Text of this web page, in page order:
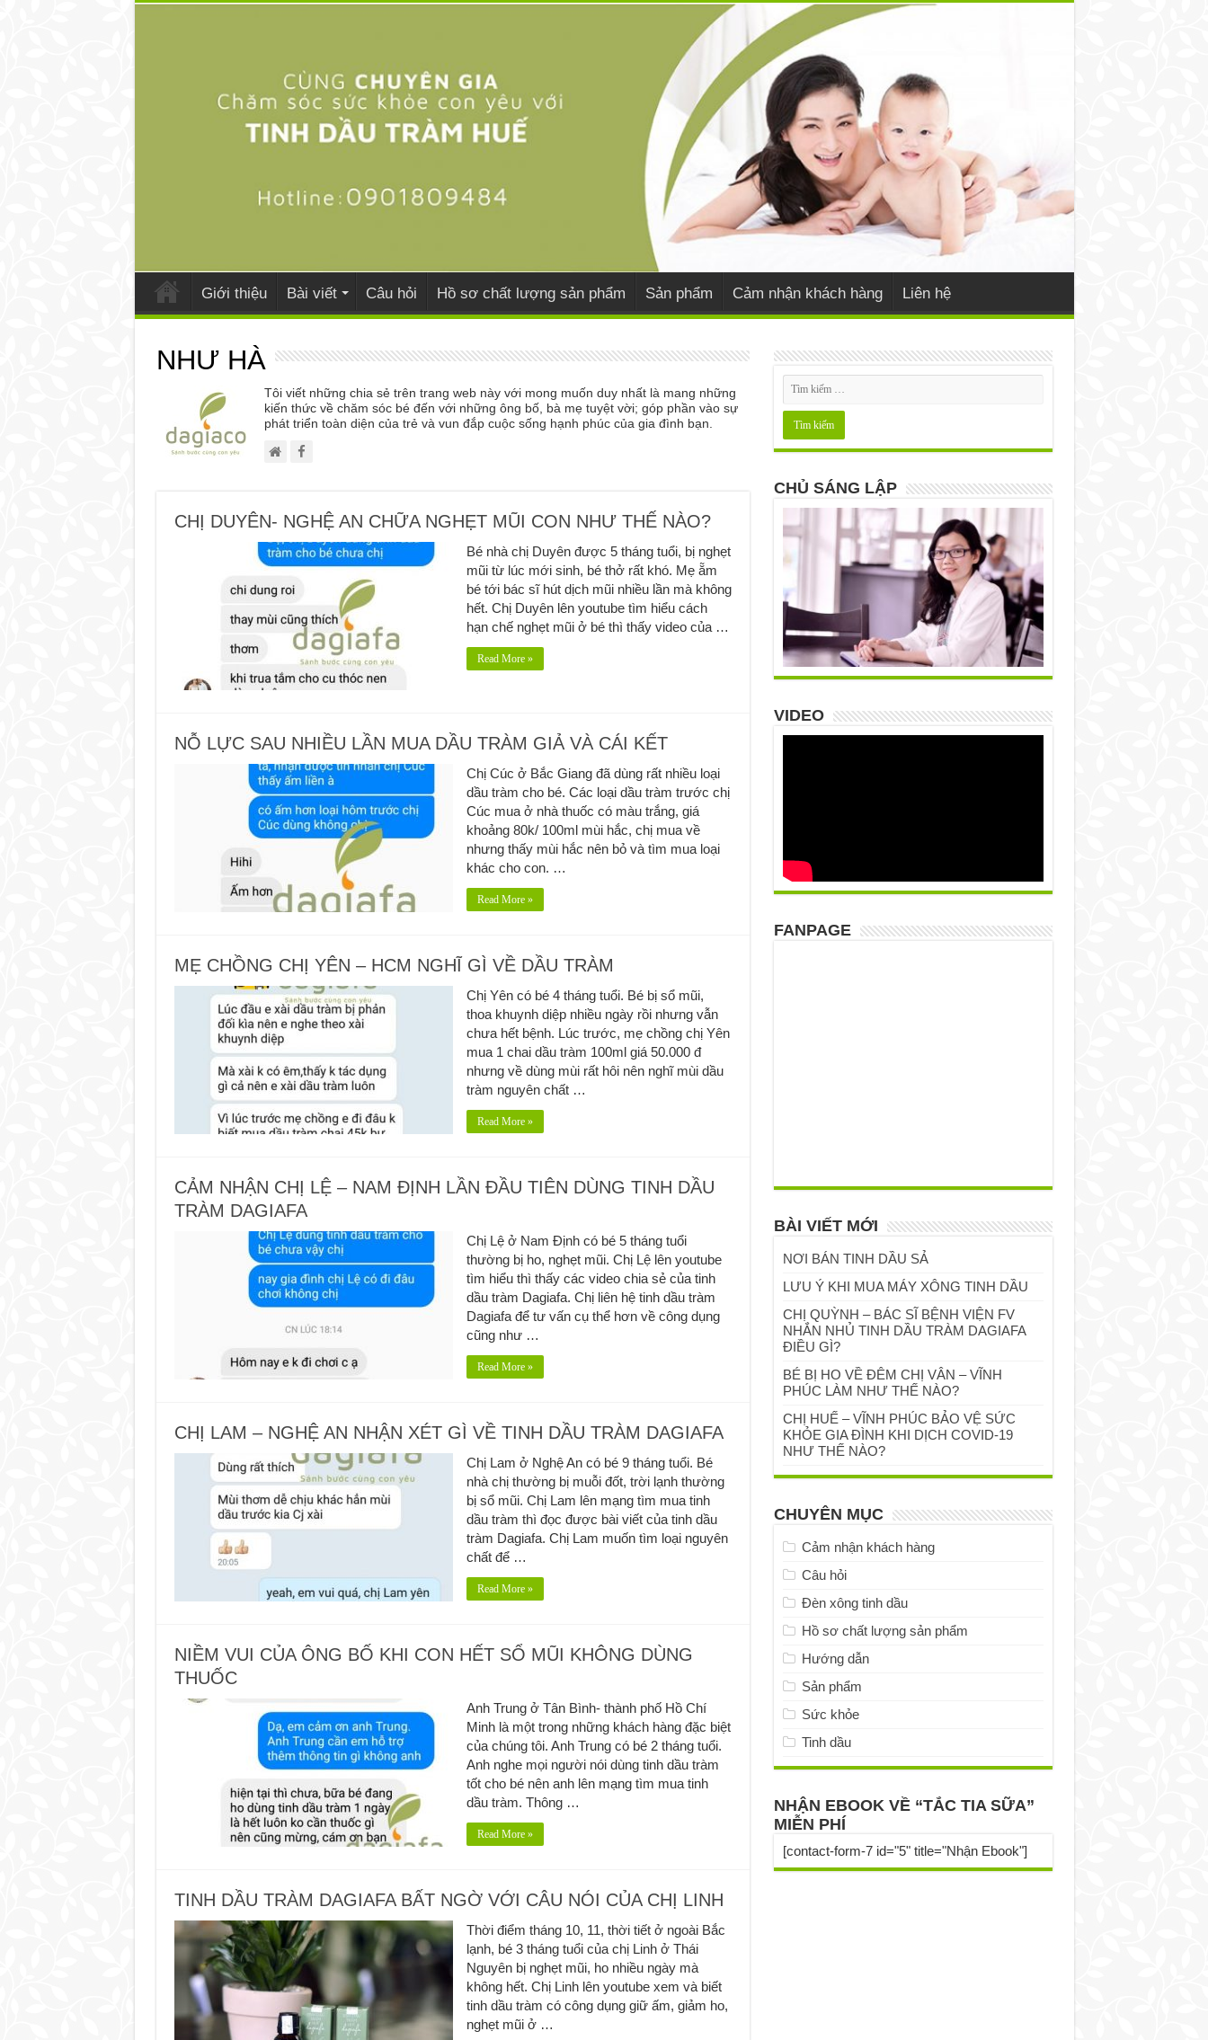
Giới thiệu Bài viết Câu hỏi Hồ sơ chất lượng sản phẩm Sản phẩm Cảm nhận khách hàng Liên hệ
NHƯ HÀ
Tôi viết những chia sẻ trên trang web này với mong muốn duy nhất là mang những
kiến thức về chăm sóc bé đến với những ông bố, bà mẹ tuyệt vời; góp phần vào sự
phát triển toàn diện của trẻ và vun đắp cuộc sống hạnh phúc của gia đình bạn.
CHỊ DUYÊN- NGHỆ AN CHỮA NGHẸT MŨI CON NHƯ THẾ NÀO?
Bé nhà chị Duyên được 5 tháng tuổi, bị nghẹt
mũi từ lúc mới sinh, bé thở rất khó. Mẹ ẵm
bé tới bác sĩ hút dịch mũi nhiều lần mà không
hết. Chị Duyên lên youtube tìm hiểu cách
hạn chế nghẹt mũi ở bé thì thấy video của …
Read More »
NỖ LỰC SAU NHIỀU LẦN MUA DẦU TRÀM GIẢ VÀ CÁI KẾT
Chị Cúc ở Bắc Giang đã dùng rất nhiều loại
dầu tràm cho bé. Các loại dầu tràm trước chị
Cúc mua ở nhà thuốc có màu trắng, giá
khoảng 80k/ 100ml mùi hắc, chị mua về
nhưng thấy mùi hắc nên bỏ và tìm mua loại
khác cho con. …
Read More »
MẸ CHỒNG CHỊ YÊN – HCM NGHĨ GÌ VỀ DẦU TRÀM
Chị Yên có bé 4 tháng tuổi. Bé bị sổ mũi,
thoa khuynh diệp nhiều ngày rồi nhưng vẫn
chưa hết bệnh. Lúc trước, mẹ chồng chị Yên
mua 1 chai dầu tràm 100ml giá 50.000 đ
nhưng về dùng mùi rất hôi nên nghĩ mùi dầu
tràm nguyên chất …
Read More »
CẢM NHẬN CHỊ LỆ – NAM ĐỊNH LẦN ĐẦU TIÊN DÙNG TINH DẦU
TRÀM DAGIAFA
Chị Lệ ở Nam Định có bé 5 tháng tuổi
thường bị ho, nghẹt mũi. Chị Lệ lên youtube
tìm hiểu thì thấy các video chia sẻ của tinh
dầu tràm Dagiafa. Chị liên hệ tinh dầu tràm
Dagiafa để tư vấn cụ thể hơn về công dụng
cũng như …
Read More »
CHỊ LAM – NGHỆ AN NHẬN XÉT GÌ VỀ TINH DẦU TRÀM DAGIAFA
Chị Lam ở Nghệ An có bé 9 tháng tuổi. Bé
nhà chị thường bị muỗi đốt, trời lạnh thường
bị sổ mũi. Chị Lam lên mạng tìm mua tinh
dầu tràm thì đọc được bài viết của tinh dầu
tràm Dagiafa. Chị Lam muốn tìm loại nguyên
chất để …
Read More »
NIỀM VUI CỦA ÔNG BỐ KHI CON HẾT SỔ MŨI KHÔNG DÙNG
THUỐC
Anh Trung ở Tân Bình- thành phố Hồ Chí
Minh là một trong những khách hàng đặc biệt
của chúng tôi. Anh Trung có bé 2 tháng tuổi.
Anh nghe mọi người nói dùng tinh dầu tràm
tốt cho bé nên anh lên mạng tìm mua tinh
dầu tràm. Thông …
Read More »
TINH DẦU TRÀM DAGIAFA BẤT NGỜ VỚI CÂU NÓI CỦA CHỊ LINH
Thời điểm tháng 10, 11, thời tiết ở ngoài Bắc
lạnh, bé 3 tháng tuổi của chị Linh ở Thái
Nguyên bị nghẹt mũi, ho nhiều ngày mà
không hết. Chị Linh lên youtube xem và biết
tinh dầu tràm có công dụng giữ ấm, giảm ho,
nghẹt mũi ở …
CHỦ SÁNG LẬP
VIDEO
FANPAGE
BÀI VIẾT MỚI
NƠI BÁN TINH DẦU SẢ
LƯU Ý KHI MUA MÁY XÔNG TINH DẦU
CHỊ QUỲNH – BÁC SĨ BỆNH VIỆN FV
NHẮN NHỦ TINH DẦU TRÀM DAGIAFA
ĐIỀU GÌ?
BÉ BỊ HO VỀ ĐÊM CHỊ VÂN – VĨNH
PHÚC LÀM NHƯ THẾ NÀO?
CHỊ HUẾ – VĨNH PHÚC BẢO VỆ SỨC
KHỎE GIA ĐÌNH KHI DỊCH COVID-19
NHƯ THẾ NÀO?
CHUYÊN MỤC
Cảm nhận khách hàng
Câu hỏi
Đèn xông tinh dầu
Hồ sơ chất lượng sản phẩm
Hướng dẫn
Sản phẩm
Sức khỏe
Tinh dầu
NHẬN EBOOK VỀ “TẮC TIA SỮA”
MIỄN PHÍ
[contact-form-7 id="5" title="Nhận Ebook"]